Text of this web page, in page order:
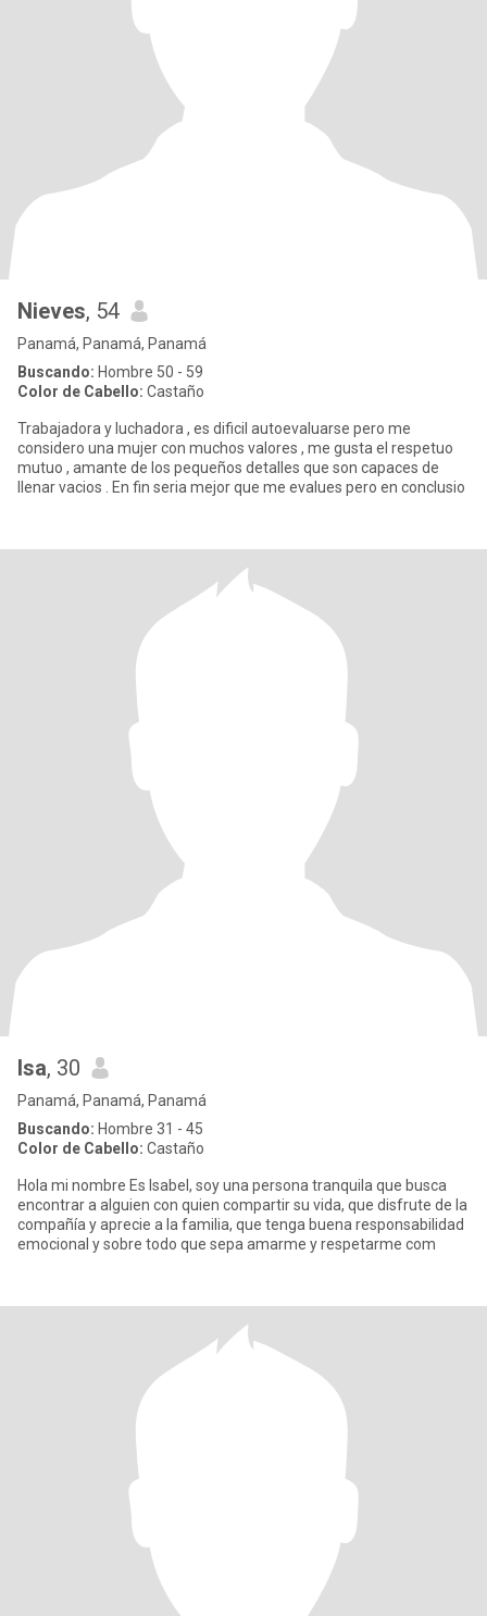
Nieves, 54
Panamá, Panamá, Panamá
Buscando: Hombre 50 - 59
Color de Cabello: Castaño
Trabajadora y luchadora , es dificil autoevaluarse pero me
considero una mujer con muchos valores , me gusta el respetuo
mutuo , amante de los pequeños detalles que son capaces de
llenar vacios . En fin seria mejor que me evalues pero en conclusio
Isa, 30
Panamá, Panamá, Panamá
Buscando: Hombre 31 - 45
Color de Cabello: Castaño
Hola mi nombre Es Isabel, soy una persona tranquila que busca
encontrar a alguien con quien compartir su vida, que disfrute de la
compañía y aprecie a la familia, que tenga buena responsabilidad
emocional y sobre todo que sepa amarme y respetarme com